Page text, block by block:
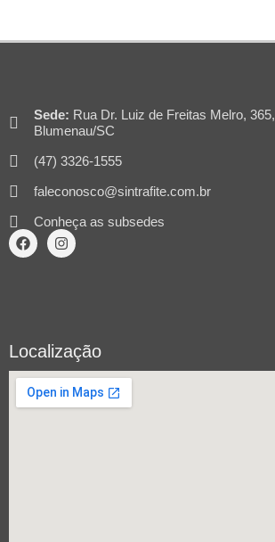
Sede: Rua Dr. Luiz de Freitas Melro,
Blumenau/SC
(47) 3326-1555
faleconosco@sintrafite.com.br
Conheça as subsedes
Localização